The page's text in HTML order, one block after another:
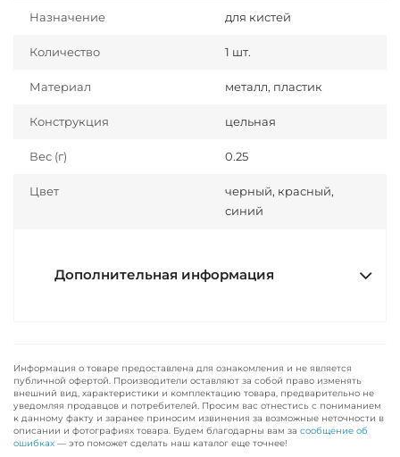
Назначение для кистей
Количество 1 шт.
Материал металл, пластик
Конструкция цельная
Вес (г) 0.25
Цвет
черный, красный,
синий
Дополнительная информация
Информация о товаре предоставлена для ознакомления и не является
публичной офертой. Производители оставляют за собой право изменять
внешний вид, характеристики и комплектацию товара, предварительно не
уведомляя продавцов и потребителей. Просим вас отнестись с пониманием
к данному факту и заранее приносим извинения за возможные неточности в
описании и фотографиях товара. Будем благодарны вам за сообщение об
ошибках — это поможет сделать наш каталог еще точнее!